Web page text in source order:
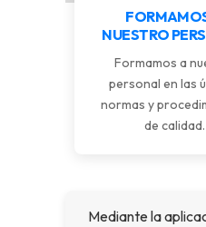
NUESTRO
Formamos a
personal en las
normas y
de calidad.
Mediante la